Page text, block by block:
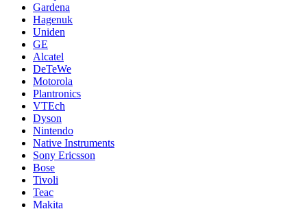
Gardena
Hagenuk
Uniden
GE
Alcatel
DeTeWe
Motorola
Plantronics
VTEch
Dyson
Nintendo
Native Instruments
Sony Ericsson
Bose
Tivoli
Teac
Makita